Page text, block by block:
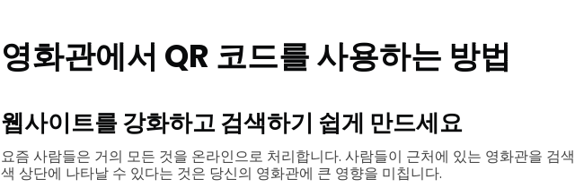
영화관에서 QR 코드를 사용하는 방법
웹사이트를 강화하고 검색하기 쉽게 만드세요
요즘 사람들은 거의 모든 것을 온라인으로 처리합니다. 사람들이 근처에 있는 영화관을 검
색 상단에 나타날 수 있다는 것은 당신의 영화관에 큰 영향을 미칩니다.